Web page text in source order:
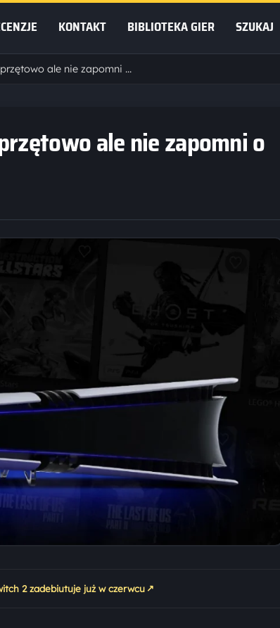
KONTAKT BIBLIOTEKA GIER SZUKAJ
PlayStation 6 będzie potężne sprzętowo ale nie zapomni o chmurze
ale nie zapomni o
2 zadebiutuje już w czerwcu ↗